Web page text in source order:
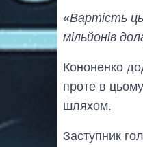
«Вартість
мільйонів
Кононенко
проте в
шляхом.
Заступник